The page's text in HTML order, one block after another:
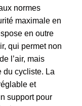
normes
maximale en
en outre
qui permet non
l’air, mais
du cycliste. La
et
support pour